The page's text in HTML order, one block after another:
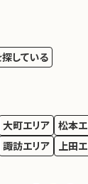
している
大町エリア 松本
諏訪エリア 上田